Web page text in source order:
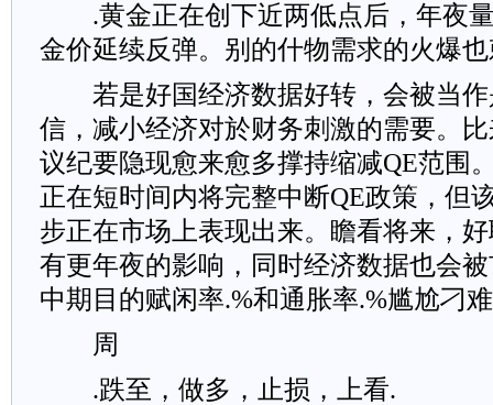
.黄金正在创下近两低点后，年夜量
金价延续反弹。别的什物需求的火爆
若是好国经济数据好转，会被当作
信，减小经济对於财务刺激的需要。
议纪要隐现愈来愈多撑持缩减QE范围
正在短时间内将完整中断QE政策，但
步正在市场上表现出来。瞻看将来，
有更年夜的影响，同时经济数据也会
中期目的赋闲率.%和通胀率.%尴尬刁
周
.跌至，做多，止损，上看.